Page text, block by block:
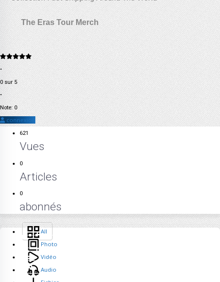
The Eras Tour Merch
•
0 sur 5
•
Note: 0
connexion
621
Vues
0
Articles
0
abonnés
All
Photo
Vidéo
Audio